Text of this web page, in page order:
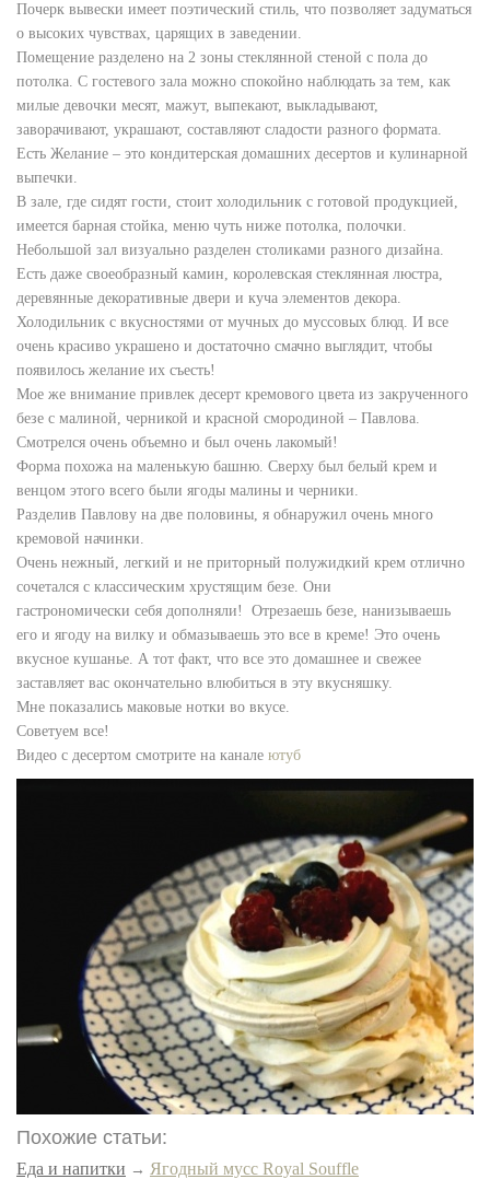
Почерк вывески имеет поэтический стиль, что позволяет задуматься
о высоких чувствах, царящих в заведении.
Помещение разделено на 2 зоны стеклянной стеной с пола до
потолка. С гостевого зала можно спокойно наблюдать за тем, как
милые девочки месят, мажут, выпекают, выкладывают,
заворачивают, украшают, составляют сладости разного формата.
Есть Желание – это кондитерская домашних десертов и кулинарной
выпечки.
В зале, где сидят гости, стоит холодильник с готовой продукцией,
имеется барная стойка, меню чуть ниже потолка, полочки.
Небольшой зал визуально разделен столиками разного дизайна.
Есть даже своеобразный камин, королевская стеклянная люстра,
деревянные декоративные двери и куча элементов декора.
Холодильник с вкусностями от мучных до муссовых блюд. И все
очень красиво украшено и достаточно смачно выглядит, чтобы
появилось желание их съесть!
Мое же внимание привлек десерт кремового цвета из закрученного
безе с малиной, черникой и красной смородиной – Павлова.
Смотрелся очень объемно и был очень лакомый!
Форма похожа на маленькую башню. Сверху был белый крем и
венцом этого всего были ягоды малины и черники.
Разделив Павлову на две половины, я обнаружил очень много
кремовой начинки.
Очень нежный, легкий и не приторный полужидкий крем отлично
сочетался с классическим хрустящим безе. Они
гастрономически себя дополняли! Отрезаешь безе, нанизываешь
его и ягоду на вилку и обмазываешь это все в креме! Это очень
вкусное кушанье. А тот факт, что все это домашнее и свежее
заставляет вас окончательно влюбиться в эту вкусняшку.
Мне показались маковые нотки во вкусе.
Советуем все!
Видео с десертом смотрите на канале ютуб
Похожие статьи:
Еда и напитки → Ягодный мусс Royal Souffle